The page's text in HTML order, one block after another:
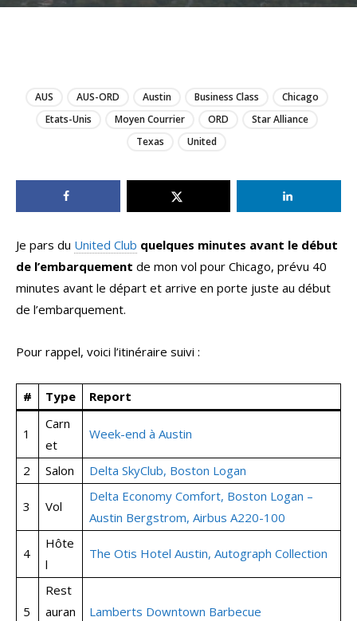
AUS AUS-ORD Austin Business Class
Chicago
Etats-Unis
Moyen Courrier ORD
Star Alliance
Texas
United
Je pars du United Club quelques minutes avant le début
de l’embarquement de mon vol pour Chicago, prévu 40
minutes avant le départ et arrive en porte juste au début
de l’embarquement.
Pour rappel, voici l’itinéraire suivi :
# Type Report
1
Carn
et
Week-end à Austin
2 Salon Delta SkyClub, Boston Logan
3 Vol
Delta Economy Comfort, Boston Logan –
Austin Bergstrom, Airbus A220-100
4
Hôte
l
The Otis Hotel Austin, Autograph Collection
5
Rest
auran
Lamberts Downtown Barbecue